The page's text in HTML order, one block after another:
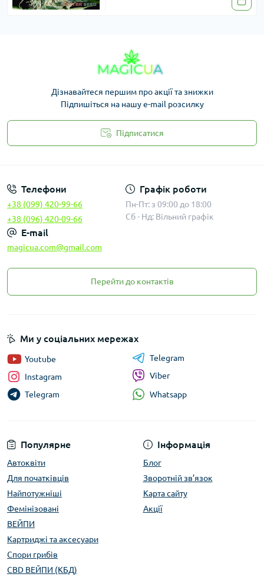
Дізнавайтеся першим про акції та знижки
Підпишіться на нашу e-mail розсилку
Підписатися
Телефони
+38 (099) 420-99-66
+38 (096) 420-09-66
Графік роботи
Пн-Пт: з 09:00 до 18:00
Сб - Нд: Вільний графік
E-mail
magicua.com@gmail.com
Перейти до контактів
Популярне
Автоквіти
Для початківців
Найпотужніші
Фемінізовані
ВЕЙПИ
Картриджі та аксесуари
Спори грибів
CBD ВЕЙПИ (КБД)
Інформація
Блог
Зворотній зв’язок
Карта сайту
Акції
Ми у соціальних мережах
Youtube
Instagram
Telegram
Telegram
Viber
Whatsapp